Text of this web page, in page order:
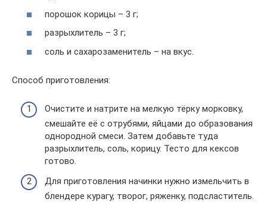
порошок корицы – 3 г;
разрыхлитель – 3 г;
соль и сахарозаменитель – на вкус.
Способ приготовления:
Очистите и натрите на мелкую тёрку морковку,
смешайте её с отрубями, яйцами до образования
однородной смеси. Затем добавьте туда
разрыхлитель, соль, корицу. Тесто для кексов
готово.
Для приготовления начинки нужно измельчить в
блендере курагу, творог, ряженку, подсластитель.